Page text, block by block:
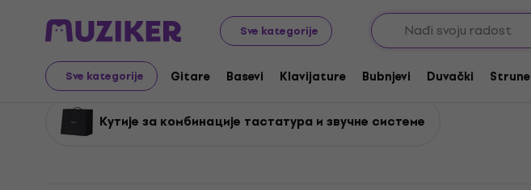
Sve kategorije
Sve kategorije Gitare Basevi Klavijature Bubnjevi Duvački Strune
Muzički instrumenti Klavijature Pojačala i ozvučenje za klavijature
Pojačala i ozvučenje za klavijature
Кутије за комбинације тастатура и звучне системе